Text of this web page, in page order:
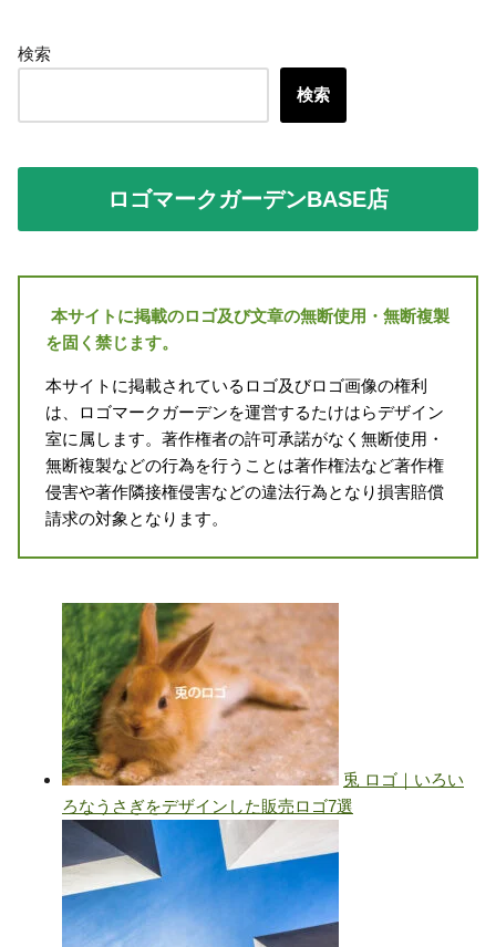
検索
検索
ロゴマークガーデンBASE店
本サイトに掲載のロゴ及び文章の無断使用・無断複製
を固く禁じます。
本サイトに掲載されているロゴ及びロゴ画像の権利
は、ロゴマークガーデンを運営するたけはらデザイン
室に属します。著作権者の許可承諾がなく無断使用・
無断複製などの行為を行うことは著作権法など著作権
侵害や著作隣接権侵害などの違法行為となり損害賠償
請求の対象となります。